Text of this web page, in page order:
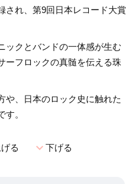
され、第9回日本レコード大賞
ックとバンドの一体感が生む
ーフロックの真髄を伝える珠
や、日本のロック史に触れた
。
る expand_more下げる